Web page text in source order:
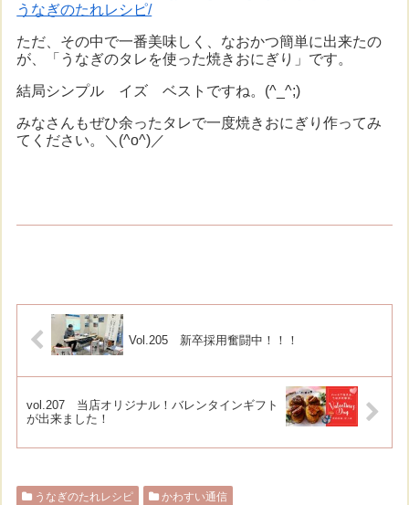
うなぎのたれレシピ/
ただ、その中で一番美味しく、なおかつ簡単に出来たの
が、「うなぎのタレを使った焼きおにぎり」です。
結局シンプル イズ ベストですね。(^_^;)
みなさんもぜひ余ったタレで一度焼きおにぎり作ってみ
てください。＼(^o^)／
Vol.205 新卒採用奮闘中！！！
vol.207 当店オリジナル！バレンタインギフト
が出来ました！
うなぎのたれレシピ かわすい通信